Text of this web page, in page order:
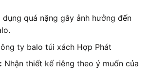
dụng quá nặng gây ảnh hưởng đến
ty balo túi xách Hợp Phát
Nhận thiết kế riêng theo ý muốn của